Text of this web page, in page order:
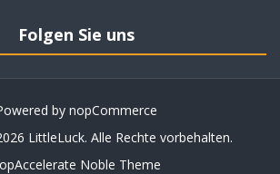
Folgen Sie uns
by nopCommerce
LittleLuck. Alle Rechte vorbehalten.
Noble Theme